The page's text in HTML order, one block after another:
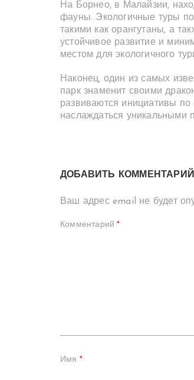
На Борнео, в Малайзии,
фауны. Экологичные туры
такими как орангутаны, а
устойчивое развитие и
местом для экологичного
Наконец, один из самых
парк знаменит своими
развиваются инициативы по
наслаждаться уникальными
ДОБАВИТЬ КОММЕНТАРИЙ
Ваш адрес email не будет
Комментарий*
Имя *